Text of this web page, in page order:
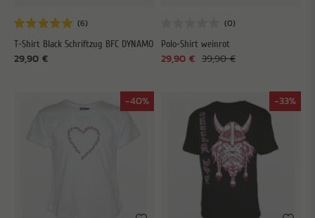
T-Shirt Black Schriftzug BFC DYNAMO
29,90 €
Polo-Shirt weinrot
39,90 €
29,90 €
-40% -33%